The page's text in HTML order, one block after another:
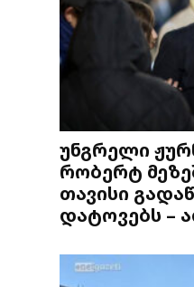
უნგრელი
რობერტ
თავისი
დატოვებს –